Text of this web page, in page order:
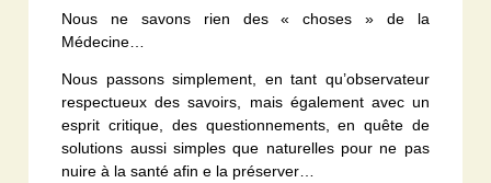
Nous ne savons rien des « choses » de la
Médecine…
Nous passons simplement, en tant qu’observateur
respectueux des savoirs, mais également avec un
esprit critique, des questionnements, en quête de
solutions aussi simples que naturelles pour ne pas
nuire à la santé afin e la préserver…